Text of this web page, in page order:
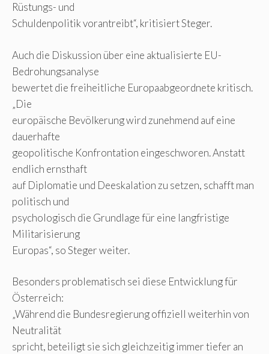
Rüstungs- und
Schuldenpolitik vorantreibt“, kritisiert Steger.
Auch die Diskussion über eine aktualisierte EU-
Bedrohungsanalyse
bewertet die freiheitliche Europaabgeordnete kritisch.
„Die
europäische Bevölkerung wird zunehmend auf eine
dauerhafte
geopolitische Konfrontation eingeschworen. Anstatt
endlich ernsthaft
auf Diplomatie und Deeskalation zu setzen, schafft man
politisch und
psychologisch die Grundlage für eine langfristige
Militarisierung
Europas“, so Steger weiter.
Besonders problematisch sei diese Entwicklung für
Österreich:
„Während die Bundesregierung offiziell weiterhin von
Neutralität
spricht, beteiligt sie sich gleichzeitig immer tiefer an